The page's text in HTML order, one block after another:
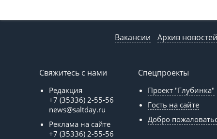
Вакансии Архив новостей
Свяжитесь с нами
Редакция
+7 (35336) 2-55-56
news@saltday.ru
Реклама на сайте
+7 (35336) 2-55-56
Спецпроекты
Проект "Глубинка"
Гость на сайте
Добро